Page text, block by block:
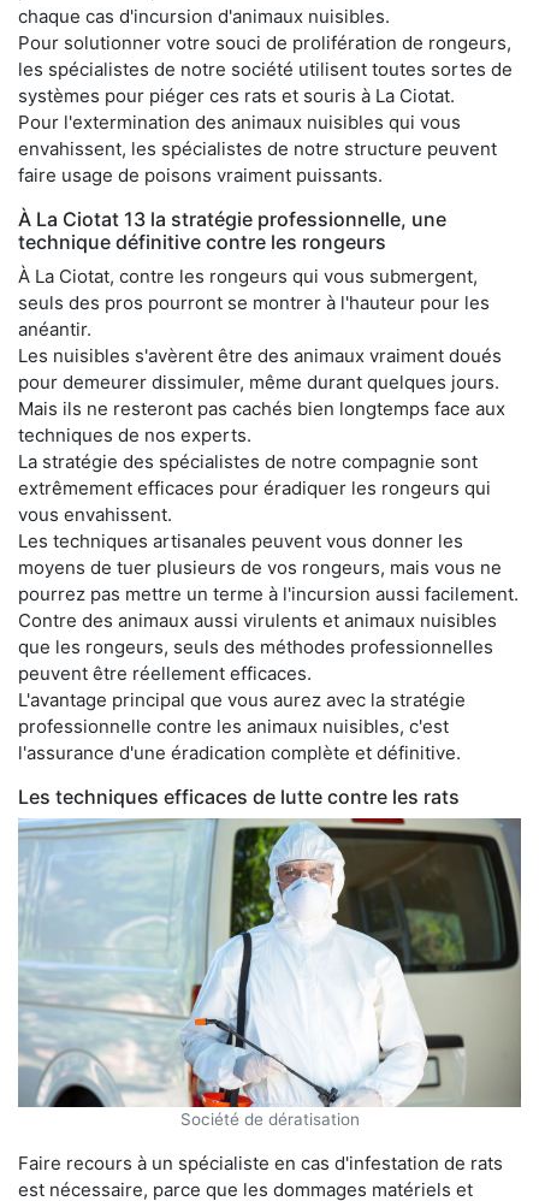
chaque cas d'incursion d'animaux nuisibles.
Pour solutionner votre souci de prolifération de rongeurs,
les spécialistes de notre société utilisent toutes sortes de
systèmes pour piéger ces rats et souris à La Ciotat.
Pour l'extermination des animaux nuisibles qui vous
envahissent, les spécialistes de notre structure peuvent
faire usage de poisons vraiment puissants.
À La Ciotat 13 la stratégie professionnelle, une
technique définitive contre les rongeurs
À La Ciotat, contre les rongeurs qui vous submergent,
seuls des pros pourront se montrer à l'hauteur pour les
anéantir.
Les nuisibles s'avèrent être des animaux vraiment doués
pour demeurer dissimuler, même durant quelques jours.
Mais ils ne resteront pas cachés bien longtemps face aux
techniques de nos experts.
La stratégie des spécialistes de notre compagnie sont
extrêmement efficaces pour éradiquer les rongeurs qui
vous envahissent.
Les techniques artisanales peuvent vous donner les
moyens de tuer plusieurs de vos rongeurs, mais vous ne
pourrez pas mettre un terme à l'incursion aussi facilement.
Contre des animaux aussi virulents et animaux nuisibles
que les rongeurs, seuls des méthodes professionnelles
peuvent être réellement efficaces.
L'avantage principal que vous aurez avec la stratégie
professionnelle contre les animaux nuisibles, c'est
l'assurance d'une éradication complète et définitive.
Les techniques efficaces de lutte contre les rats
Société de dératisation
Faire recours à un spécialiste en cas d'infestation de rats
est nécessaire, parce que les dommages matériels et